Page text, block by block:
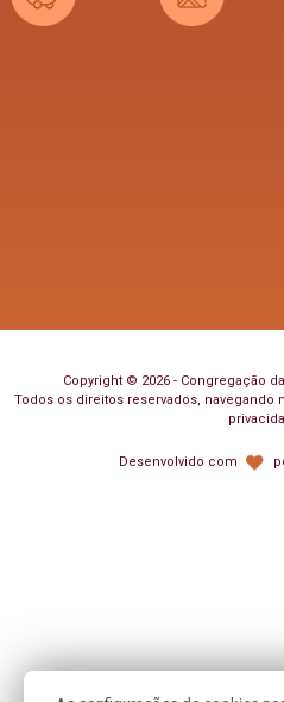
Copyright © 2026 - Congregação
Todos os direitos reservados, navegando
Desenvolvido com